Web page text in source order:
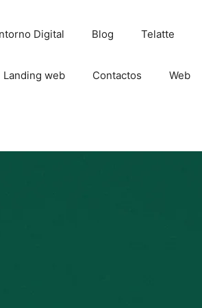
Digital Blog Telatte
Landing web Contactos Web